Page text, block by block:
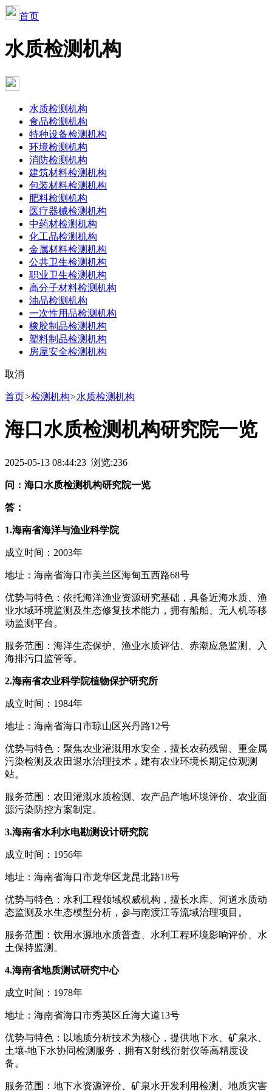
首页
水质检测机构
水质检测机构
食品检测机构
特种设备检测机构
环境检测机构
消防检测机构
建筑材料检测机构
包装材料检测机构
肥料检测机构
医疗器械检测机构
中药材检测机构
化工品检测机构
金属材料检测机构
公共卫生检测机构
职业卫生检测机构
高分子材料检测机构
油品检测机构
一次性用品检测机构
橡胶制品检测机构
塑料制品检测机构
房屋安全检测机构
取消
首页>检测机构>水质检测机构
海口水质检测机构研究院一览
2025-05-13 08:44:23 浏览:236
问：海口水质检测机构研究院一览
答：
1.海南省海洋与渔业科学院
成立时间：2003年
地址：海南省海口市美兰区海甸五西路68号
优势与特色：依托海洋渔业资源研究基础，具备近海水质、渔
业水域环境监测及生态修复技术能力，拥有船舶、无人机等移
动监测平台。
服务范围：海洋生态保护、渔业水质评估、赤潮应急监测、入
海排污口监管等。
2.海南省农业科学院植物保护研究所
成立时间：1984年
地址：海南省海口市琼山区兴丹路12号
优势与特色：聚焦农业灌溉用水安全，擅长农药残留、重金属
污染检测及农田退水治理技术，建有农业环境长期定位观测
站。
服务范围：农田灌溉水质检测、农产品产地环境评价、农业面
源污染防控方案制定。
3.海南省水利水电勘测设计研究院
成立时间：1956年
地址：海南省海口市龙华区龙昆北路18号
优势与特色：水利工程领域权威机构，擅长水库、河道水质动
态监测及水生态模型分析，参与南渡江等流域治理项目。
服务范围：饮用水源地水质普查、水利工程环境影响评价、水
土保持监测。
4.海南省地质测试研究中心
成立时间：1978年
地址：海南省海口市秀英区丘海大道13号
优势与特色：以地质分析技术为核心，提供地下水、矿泉水、
土壤-地下水协同检测服务，拥有X射线衍射仪等高精度设
备。
服务范围：地下水资源评价、矿泉水开发利用检测、地质灾害